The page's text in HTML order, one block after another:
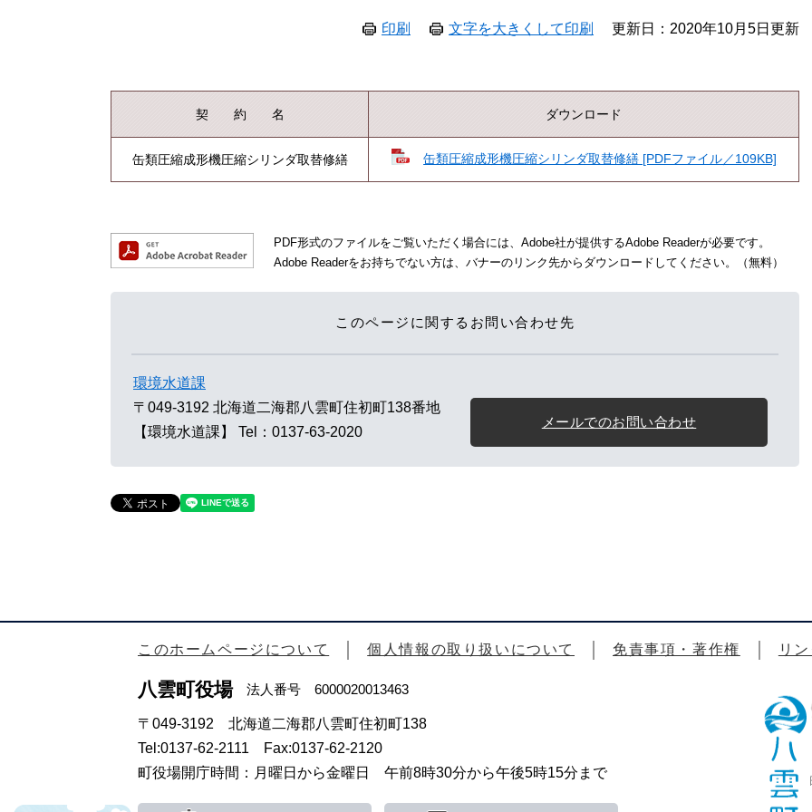
印刷 文字を大きくして印刷 更新日：2020年10月5日更新
契 約 名 ダウンロード
缶類圧縮成形機圧縮シリンダ取替修繕 缶類圧縮成形機圧縮シリンダ取替修繕 [PDFファイル／109KB]
PDF形式のファイルをご覧いただく場合には、Adobe社が提供するAdobe Readerが必要です。
Adobe Readerをお持ちでない方は、バナーのリンク先からダウンロードしてください。（無料）
このページに関するお問い合わせ先
環境水道課
〒049-3192 北海道二海郡八雲町住初町138番地
【環境水道課】
Tel：0137-63-2020
メールでのお問い合わせ
このホームページについて 個人情報の取り扱いについて 免責事項・著作権 リ
八雲町役場法人番号 6000020013463
〒049-3192 北海道二海郡八雲町住初町138
Tel:0137-62-2111 Fax:0137-62-2120
町役場開庁時間：月曜日から金曜日 午前8時30分から午後5時15分まで